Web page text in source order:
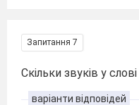
Запитання 7
Скільки звуків у слові
варіанти відповідей